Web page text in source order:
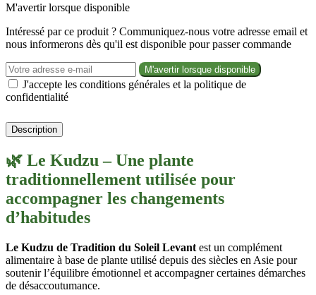
M'avertir lorsque disponible
Intéressé par ce produit ? Communiquez-nous votre adresse email et
nous informerons dès qu'il est disponible pour passer commande
M'avertir lorsque disponible
J'accepte les conditions générales et la politique de
confidentialité
Description
🌿 Le Kudzu – Une plante
traditionnellement utilisée pour
accompagner les changements
d’habitudes
Le Kudzu de Tradition du Soleil Levant est un complément
alimentaire à base de plante utilisé depuis des siècles en Asie pour
soutenir l’équilibre émotionnel et accompagner certaines démarches
de désaccoutumance.